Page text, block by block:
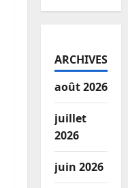
ARCHIVES
août 2026
juillet
2026
juin 2026